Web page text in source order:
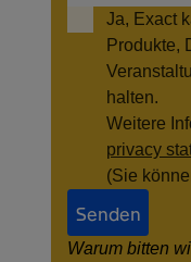
Ja, Exact
Produkte,
halten.
Weitere
privacy
(Sie
Senden
Warum bitten